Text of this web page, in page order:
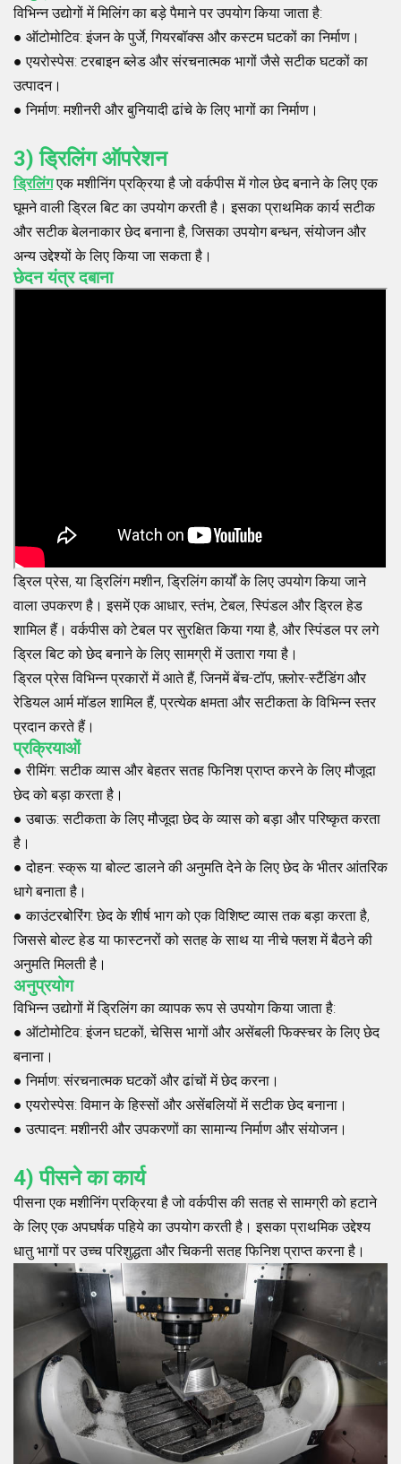
विभिन्न उद्योगों में मिलिंग का बड़े पैमाने पर उपयोग किया जाता है:
● ऑटोमोटिव: इंजन के पुर्जे, गियरबॉक्स और कस्टम घटकों का निर्माण।
●एयरोस्पेस: टरबाइन ब्लेड और संरचनात्मक भागों जैसे सटीक घटकों का
उत्पादन।
●निर्माण: मशीनरी और बुनियादी ढांचे के लिए भागों का निर्माण।
3) ड्रिलिंग ऑपरेशन
ड्रिलिंग एक मशीनिंग प्रक्रिया है जो वर्कपीस में गोल छेद बनाने के लिए एक
घूमने वाली ड्रिल बिट का उपयोग करती है। इसका प्राथमिक कार्य सटीक
और सटीक बेलनाकार छेद बनाना है, जिसका उपयोग बन्धन, संयोजन और
अन्य उद्देश्यों के लिए किया जा सकता है।
छेदन यंत्र दबाना
ड्रिल प्रेस, या ड्रिलिंग मशीन, ड्रिलिंग कार्यों के लिए उपयोग किया जाने
वाला उपकरण है। इसमें एक आधार, स्तंभ, टेबल, स्पिंडल और ड्रिल हेड
शामिल हैं। वर्कपीस को टेबल पर सुरक्षित किया गया है, और स्पिंडल पर लगे
ड्रिल बिट को छेद बनाने के लिए सामग्री में उतारा गया है।
ड्रिल प्रेस विभिन्न प्रकारों में आते हैं, जिनमें बेंच-टॉप, फ़्लोर-स्टैंडिंग और
रेडियल आर्म मॉडल शामिल हैं, प्रत्येक क्षमता और सटीकता के विभिन्न स्तर
प्रदान करते हैं।
प्रक्रियाओं
●रीमिंग: सटीक व्यास और बेहतर सतह फिनिश प्राप्त करने के लिए मौजूदा
छेद को बड़ा करता है।
●उबाऊ: सटीकता के लिए मौजूदा छेद के व्यास को बड़ा और परिष्कृत करता
है।
●दोहन: स्क्रू या बोल्ट डालने की अनुमति देने के लिए छेद के भीतर आंतरिक
धागे बनाता है।
●काउंटरबोरिंग: छेद के शीर्ष भाग को एक विशिष्ट व्यास तक बड़ा करता है,
जिससे बोल्ट हेड या फास्टनरों को सतह के साथ या नीचे फ्लश में बैठने की
अनुमति मिलती है।
अनुप्रयोग
विभिन्न उद्योगों में ड्रिलिंग का व्यापक रूप से उपयोग किया जाता है:
● ऑटोमोटिव: इंजन घटकों, चेसिस भागों और असेंबली फिक्स्चर के लिए छेद
बनाना।
●निर्माण: संरचनात्मक घटकों और ढांचों में छेद करना।
●एयरोस्पेस: विमान के हिस्सों और असेंबलियों में सटीक छेद बनाना।
●उत्पादन: मशीनरी और उपकरणों का सामान्य निर्माण और संयोजन।
4) पीसने का कार्य
पीसना एक मशीनिंग प्रक्रिया है जो वर्कपीस की सतह से सामग्री को हटाने
के लिए एक अपघर्षक पहिये का उपयोग करती है। इसका प्राथमिक उद्देश्य
धातु भागों पर उच्च परिशुद्धता और चिकनी सतह फिनिश प्राप्त करना है।